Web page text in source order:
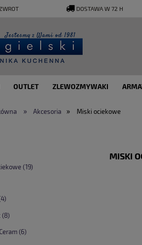
DOSTAWA W 72 H
OUTLET ZLEWOZMYWAKI
» Akcesoria » Miski ociekowe
(19)
(8)
(6)
MISKI